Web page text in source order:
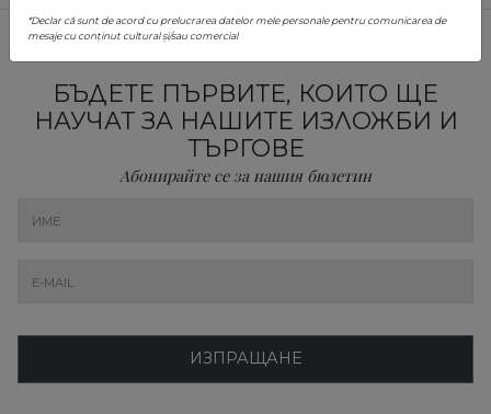
БЪДЕТЕ ПЪРВИТЕ, КОИТО ЩЕ
НАУЧАТ ЗА НАШИТЕ ИЗЛОЖБИ И
ТЪРГОВЕ
Абонирайте се за нашия бюлетин
ИЗПРАЩАНЕ
*Declar că sunt de acord cu prelucrarea datelor mele personale pentru comunicarea de
mesaje cu conținut cultural și/sau comercial